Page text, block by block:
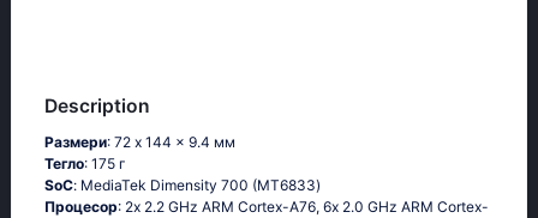
Description
Размери: 72 x 144 x 9.4 мм
Тегло: 175 г
SoC: МеdiаТеk Dimеnsity 700 (МТ6833)
Процесор: 2х 2.2 GНz АRМ Соrtех-А76, 6х 2.0 GНz АRМ Соrtех-